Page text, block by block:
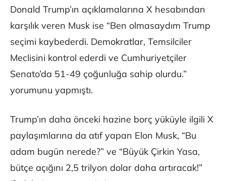
Donald Trump’ın açıklamalarına X hesabından
karşılık veren Musk ise “Ben olmasaydım Trump
seçimi kaybederdi. Demokratlar, Temsilciler
Meclisini kontrol ederdi ve Cumhuriyetçiler
Senato’da 51-49 çoğunluğa sahip olurdu.”
yorumunu yapmıştı.
Trump’ın daha önceki hazine borç yüküyle ilgili X
paylaşımlarına da atıf yapan Elon Musk, “Bu
adam bugün nerede?” ve “Büyük Çirkin Yasa,
bütçe açığını 2,5 trilyon dolar daha artıracak!”